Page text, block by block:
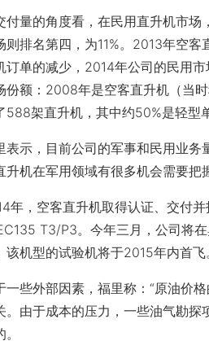
的角度看，在民用直升机市场
则排名第四，为11%。2013年空
订单的减少，2014年公司的民用
份额：2008年是空客直升机（当
588架直升机，其中约50%是轻型
，目前公司的军事和民用业务
升机在军用领域有很多机会需要把
，空客直升机取得认证、交付并
T3/P3。今年三月，公司将
该机型的试验机将于2015年内首飞
外部因素，福里称：“原油价格
。由于成本的压力，一些油气勘